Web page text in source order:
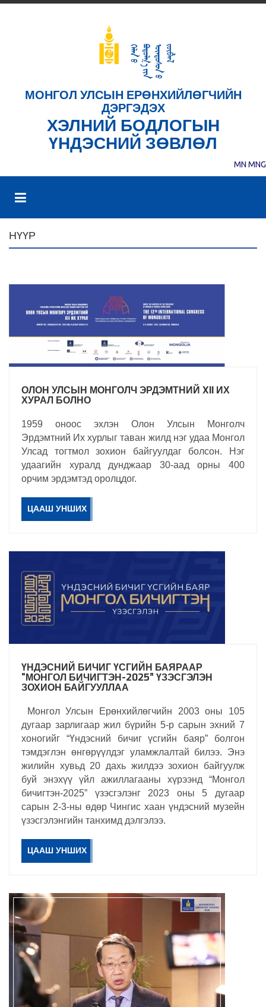
МОНГОЛ УЛСЫН ЕРӨНХИЙЛӨГЧИЙН
ДЭРГЭДЭХ
ХЭЛНИЙ БОДЛОГЫН
ҮНДЭСНИЙ ЗӨВЛӨЛ
MN MNG
НҮҮР
ОЛОН УЛСЫН МОНГОЛЧ ЭРДЭМТНИЙ XII ИХ
ХУРАЛ БОЛНО
1959 оноос эхлэн Олон Улсын Монголч
Эрдэмтний Их хурлыг таван жилд нэг удаа Монгол
Улсад тогтмол зохион байгуулдаг болсон. Нэг
удаагийн хуралд дунджаар 30-аад орны 400
орчим эрдэмтэд оролцдог.
ЦААШ УНШИХ
ҮНДЭСНИЙ БИЧИГ ҮСГИЙН БАЯРААР
“МОНГОЛ БИЧИГТЭН-2025” ҮЗЭСГЭЛЭН
ЗОХИОН БАЙГУУЛЛАА
Монгол Улсын Ерөнхийлөгчийн 2003 оны 105
дугаар зарлигаар жил бүрийн 5-р сарын эхний 7
хоногийг “Үндэсний бичиг үсгийн баяр” болгон
тэмдэглэн өнгөрүүлдэг уламжлалтай билээ. Энэ
жилийн хувьд 20 дахь жилдээ зохион байгуулж
буй энэхүү үйл ажиллагааны хүрээнд “Монгол
бичигтэн-2025” үзэсгэлэнг 2023 оны 5 дугаар
сарын 2-3-ны өдөр Чингис хаан үндэсний музейн
үзэсгэлэнгийн танхимд дэлгэлээ.
ЦААШ УНШИХ